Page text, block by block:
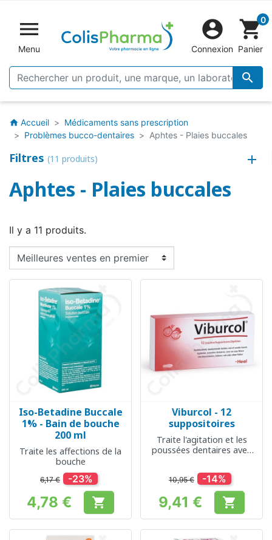

Menu


Connexion
shopping_cart0
Panier
home Accueil
Médicaments sans prescription
Problèmes bucco-dentaires
Aphtes - Plaies buccales
Filtres (11 produits)
Aphtes - Plaies buccales
Il y a 11 produits.
Iso-Betadine Buccale
1% - Bain de bouche
200 ml
Traite les affections de la
bouche
6,17 € -23%
Prix
4,78 € 
Viburcol - 12
suppositoires
Traite l'agitation et les
poussées dentaires avec
10,95 € -14%
Prix
9,41 € 